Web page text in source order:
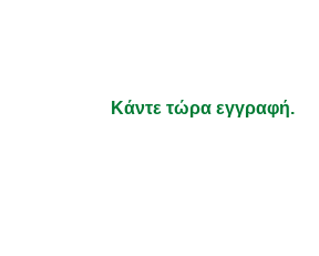
να μαγειρεύετε και τα
Κάντε τώρα εγγραφή.